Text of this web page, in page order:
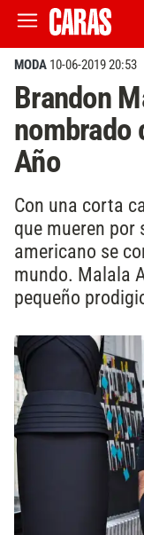
MODA 10-06-2019 20:53
Brandon
nombrado
Año
Con una corta
que mueren por
americano se
mundo. Malala
pequeño